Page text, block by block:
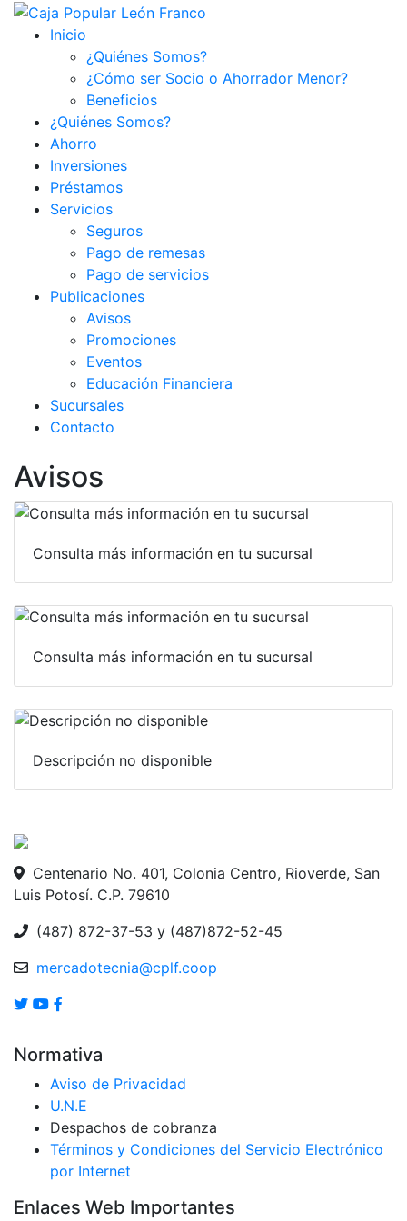
Inicio
¿Quiénes Somos?
¿Cómo ser Socio o Ahorrador Menor?
Beneficios
¿Quiénes Somos?
Ahorro
Inversiones
Préstamos
Servicios
Seguros
Pago de remesas
Pago de servicios
Publicaciones
Avisos
Promociones
Eventos
Educación Financiera
Sucursales
Contacto
Avisos
Consulta más información en tu sucursal
Consulta más información en tu sucursal
Descripción no disponible
Centenario No. 401, Colonia Centro, Rioverde, San
Luis Potosí. C.P. 79610
(487) 872-37-53 y (487)872-52-45
mercadotecnia@cplf.coop
Normativa
Aviso de Privacidad
U.N.E
Despachos de cobranza
Términos y Condiciones del Servicio Electrónico
por Internet
Enlaces Web Importantes